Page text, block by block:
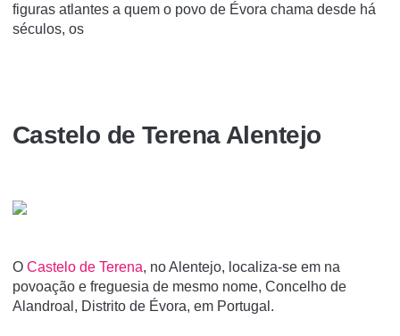
figuras atlantes a quem o povo de Évora chama desde há
séculos, os
Castelo de Terena Alentejo
O Castelo de Terena, no Alentejo, localiza-se em na
povoação e freguesia de mesmo nome, Concelho de
Alandroal, Distrito de Évora, em Portugal.